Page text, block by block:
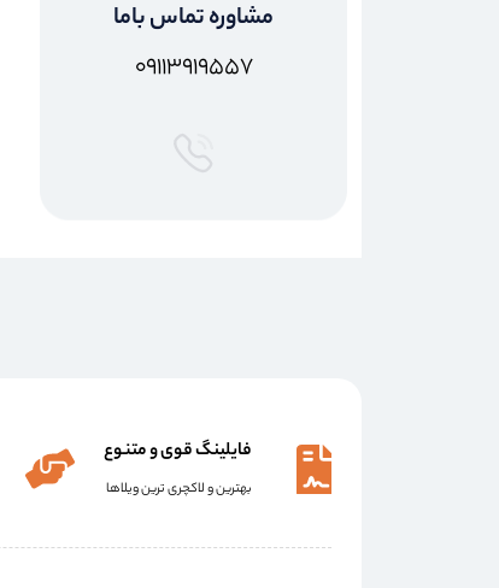
مشاوره تماس باما
۰۹۱۱۳۹۱۹۵۵۷
فایلینگ قوی و متنوع
بهترین و لاکچری ترین ویلاها